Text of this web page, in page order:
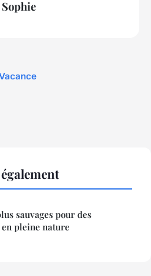
Sophie
sauvages pour des
en pleine nature